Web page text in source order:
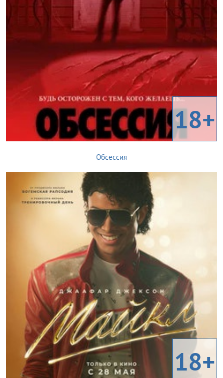
18+
Обсессия
18+